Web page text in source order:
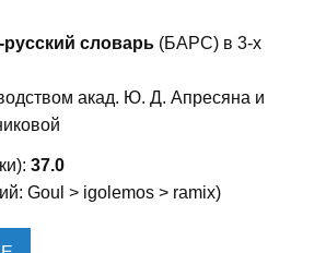
словарь (БАРС) в 3-х
акад. Ю. Д. Апресяна и
37.0
Goul > igolemos > ramix)